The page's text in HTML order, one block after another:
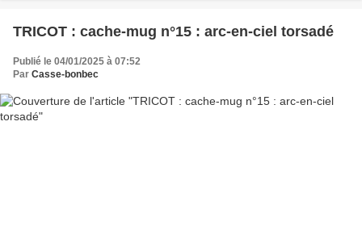
TRICOT : cache-mug n°15 : arc-en-ciel torsadé
Publié le 04/01/2025 à 07:52
Par Casse-bonbec